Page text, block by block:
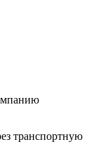
транспортную